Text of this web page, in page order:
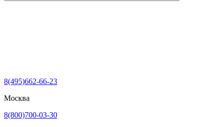
8(495)662-66-23
Москва
8(800)700-03-30